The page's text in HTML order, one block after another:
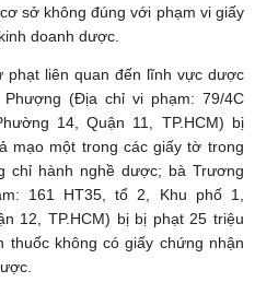
sở không đúng với phạm vi giấy
doanh dược.
phạt liên quan đến lĩnh vực dược
(Địa chỉ vi phạm: 79/4C
14, Quận 11, TP.HCM) bị
mạo một trong các giấy tờ trong
chỉ hành nghề dược; bà Trương
161 HT35, tổ 2, Khu phố 1,
12, TP.HCM) bị bị phạt 25 triệu
thuốc không có giấy chứng nhận